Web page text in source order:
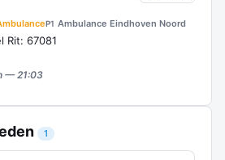
P1 Ambulance Eindhoven Noord
Rit: 67081
— 21:03
1